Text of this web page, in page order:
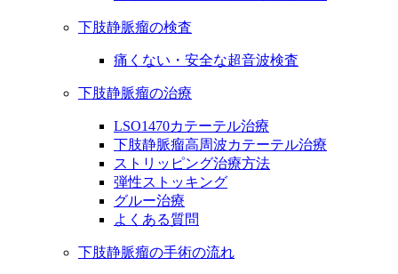
下肢静脈瘤の検査
痛くない・安全な超音波検査
下肢静脈瘤の治療
LSO1470カテーテル治療
下肢静脈瘤高周波カテーテル治療
ストリッピング治療方法
弾性ストッキング
グルー治療
よくある質問
下肢静脈瘤の手術の流れ